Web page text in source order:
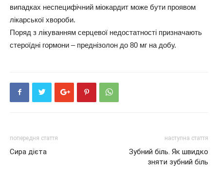
випадках неспецифічний міокардит може бути проявом
лікарської хвороби.
Поряд з лікуванням серцевої недостатності призначають
стероїдні гормони – преднізолон до 80 мг на добу.
попередня стаття
Сира дієта
наступна стаття
Зубний біль. Як швидко
зняти зубний біль